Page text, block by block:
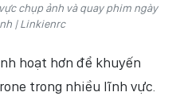
chụp ảnh và quay phim ngày
| Linkienrc
hoạt hơn để khuyến
trong nhiều lĩnh vực.